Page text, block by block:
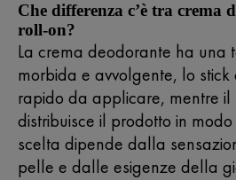
Che differenza c’è tra crema
roll-on?
La crema deodorante ha una
morbida e avvolgente, lo stick
rapido da applicare, mentre il
distribuisce il prodotto in modo
scelta dipende dalla
pelle e dalle esigenze della